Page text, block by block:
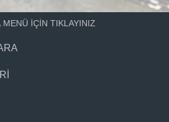
MENÜ İÇİN TIKLAYINIZ